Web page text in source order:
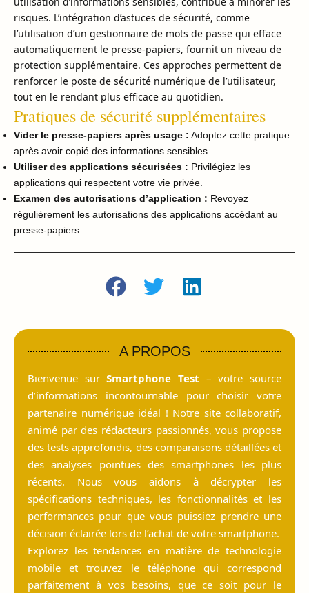
risques. L’intégration d’astuces de sécurité, comme
l’utilisation d’un gestionnaire de mots de passe qui efface
automatiquement le presse-papiers, fournit un niveau de
protection supplémentaire. Ces approches permettent de
renforcer le poste de sécurité numérique de l’utilisateur,
tout en le rendant plus efficace au quotidien.
Pratiques de sécurité supplémentaires
Vider le presse-papiers après usage : Adoptez cette pratique
après avoir copié des informations sensibles.
Utiliser des applications sécurisées : Privilégiez les
applications qui respectent votre vie privée.
Examen des autorisations d’application : Revoyez
régulièrement les autorisations des applications accédant au
presse-papiers.
A PROPOS
Bienvenue surSmartphone Test – votre source
d’informations incontournable pour choisir votre
partenaire numérique idéal ! Notre site collaboratif,
animé par des rédacteurs passionnés, vous propose
des tests approfondis, des comparaisons détaillées et
des analyses pointues des smartphones les plus
récents. Nous vous aidons à décrypter les
spécifications techniques, les fonctionnalités et les
performances pour que vous puissiez prendre une
décision éclairée lors de l’achat de votre smartphone.
Explorez les tendances en matière de technologie
mobile et trouvez le téléphone qui correspond
parfaitement à vos besoins, que ce soit pour le